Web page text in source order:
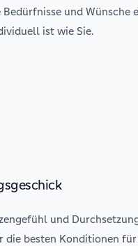
Bedürfnisse und Wünsche
ist wie Sie.
und
die besten Konditionen für